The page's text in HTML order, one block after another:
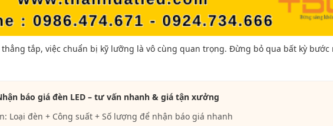
tắp, việc chuẩn bị kỹ lưỡng là vô cùng quan trọng. Đừng bỏ qua bất kỳ bước
báo giá đèn LED – tư vấn nhanh & giá tận xưởng
Loại đèn + Công suất + Số lượng để nhận báo giá nhanh